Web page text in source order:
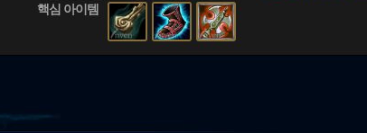
핵심 아이템